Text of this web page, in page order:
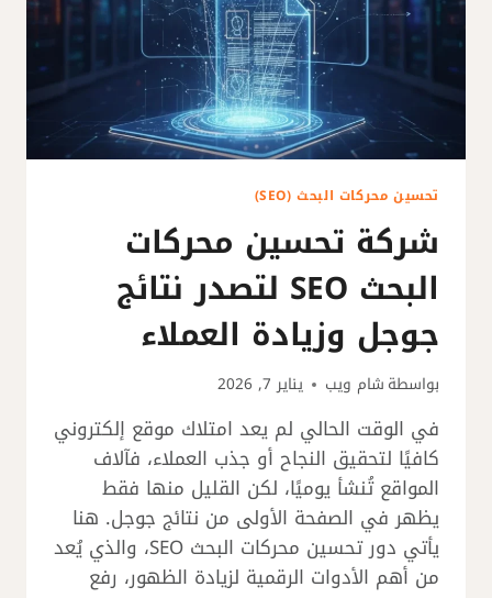
تحسين محركات البحث (SEO)
شركة تحسين محركات
البحث SEO لتصدر نتائج
جوجل وزيادة العملاء
بواسطة شام ويب يناير 7, 2026
في الوقت الحالي لم يعد امتلاك موقع إلكتروني
كافيًا لتحقيق النجاح أو جذب العملاء، فآلاف
المواقع تُنشأ يوميًا، لكن القليل منها فقط
يظهر في الصفحة الأولى من نتائج جوجل. هنا
يأتي دور تحسين محركات البحث SEO، والذي يُعد
من أهم الأدوات الرقمية لزيادة الظهور، رفع